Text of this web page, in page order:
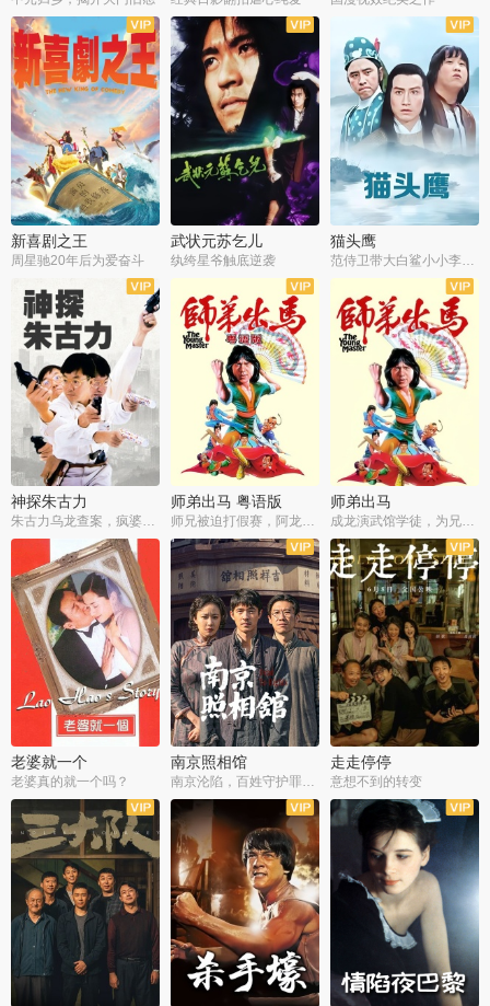
新喜剧之王
周星驰20年后为爱奋斗
武状元苏乞儿
纨绔星爷触底逆袭
猫头鹰
神探朱古力
朱古力乌龙查案，疯婆子神助攻
师弟出马 粤语版
师兄被迫打假赛，阿龙追查斗黑帮
师弟出马
成龙演武馆学徒，为兄搏命战黑道
老婆就一个
老婆真的就一个吗？
南京照相馆
南京沦陷，百姓守护罪证底片
走走停停
意想不到的转变